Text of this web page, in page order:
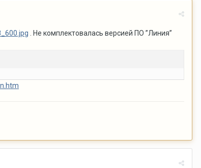
. Не комплектовалась версией ПО ”Линия”